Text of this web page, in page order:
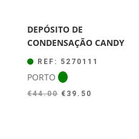
DEPÓSITO DE
CONDENSAÇÃO CANDY
REF: 5270111
PORTO
€44.00 O
€ 39.50